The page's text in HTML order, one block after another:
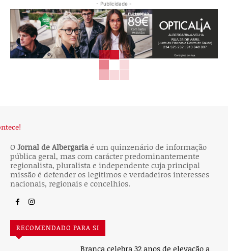
- Publicidade -
regionalista, pluralista e independente cuja principal
nacionais, regionais e concelhios.
RECOMENDADO PARA SI
vila
Branca